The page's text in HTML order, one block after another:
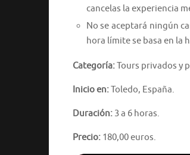
cancelas la experiencia
No se aceptará ningún
hora límite se basa en la
Categoría:Tours privados y
Inicio en:Toledo, España.
Duración: 3 a 6 horas.
Precio: 180,00 euros.